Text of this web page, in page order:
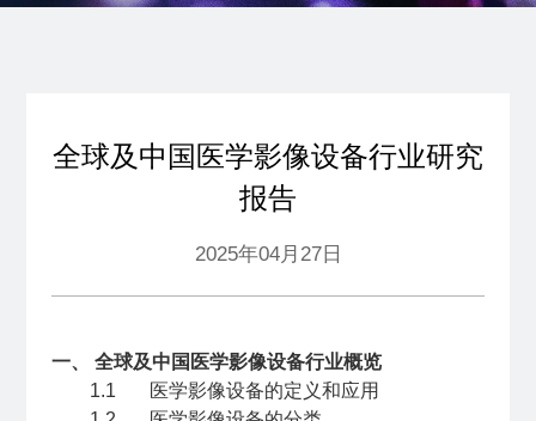
全球及中国医学影像设备行业研究
报告
2025年04月27日
一、 全球及中国医学影像设备行业概览
1.1 医学影像设备的定义和应用